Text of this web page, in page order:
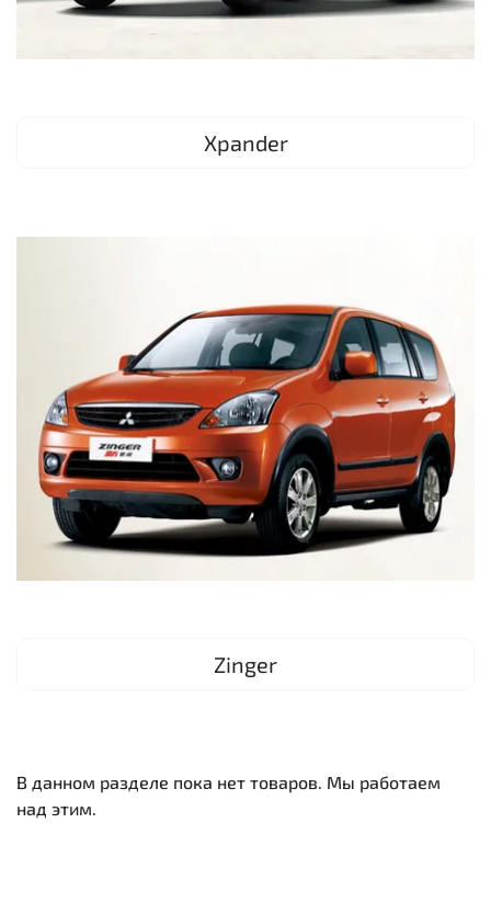
Xpander
Zinger
В данном разделе пока нет товаров. Мы работаем
над этим.